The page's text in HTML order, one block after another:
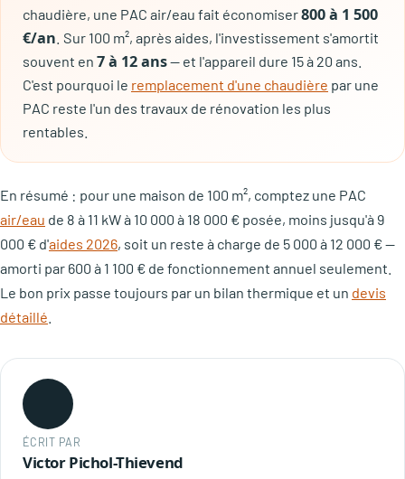
chaudière, une PAC air/eau fait économiser800 à 1 500
€/an . Sur 100 m², après aides, l'investissement s'amortit
souvent en 7 à 12 ans— et l'appareil dure 15 à 20 ans.
C'est pourquoi le remplacement d'une chaudière par une
PAC reste l'un des travaux de rénovation les plus
rentables.
En résumé : pour une maison de 100 m², comptez une PAC
air/eau de 8 à 11 kW à 10 000 à 18 000 € posée, moins jusqu'à 9
000 € d'aides 2026, soit un reste à charge de 5 000 à 12 000 € —
amorti par 600 à 1 100 € de fonctionnement annuel seulement.
Le bon prix passe toujours par un bilan thermique et un devis
détaillé
ÉCRIT PAR
Victor Pichol-Thievend